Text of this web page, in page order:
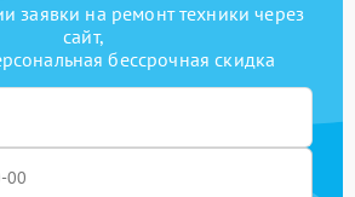
заявки на ремонт техники через
сайт,
бессрочная скидка